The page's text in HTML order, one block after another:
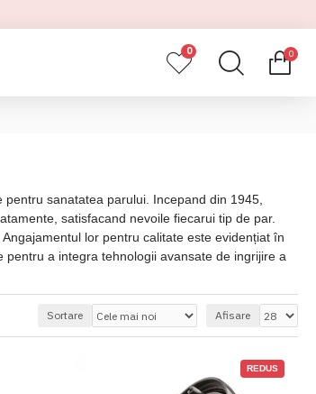
0 0
sanatatea parului. Incepand din 1945,
satisfacand nevoile fiecarui tip de par.
lor pentru calitate este evidențiat în
a integra tehnologii avansate de ingrijire a
Sortare Afisare
REDUS